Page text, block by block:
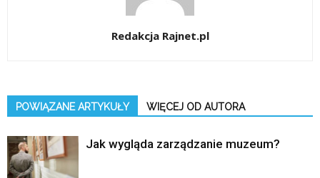
Redakcja Rajnet.pl
POWIĄZANE ARTYKUŁY WIĘCEJ OD AUTORA
Jak wygląda zarządzanie muzeum?